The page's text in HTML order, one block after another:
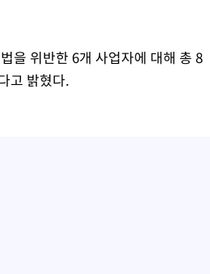
을 위반한 6개 사업자에 대해 총 8
고 밝혔다.